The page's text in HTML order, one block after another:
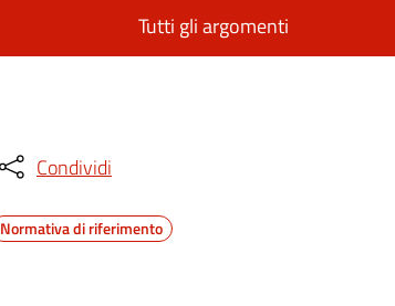
Tutti gli argomenti
Condividi
Normativa di riferimento